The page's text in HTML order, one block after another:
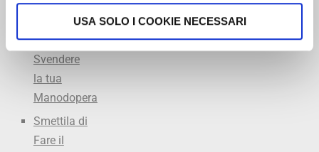
USA SOLO I COOKIE NECESSARI
in Officina
Non
Svendere
la tua
Manodopera
Smettila di
Fare il
Meccanico